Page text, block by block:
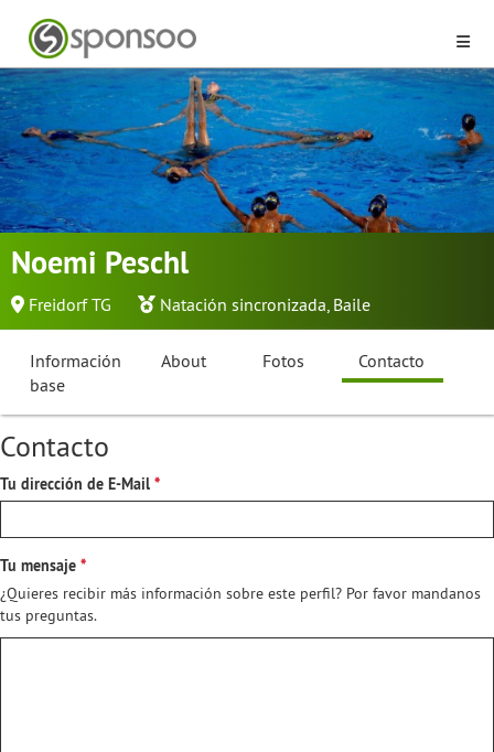
Noemi Peschl
Freidorf TG Natación sincronizada, Baile
Información
base
About Fotos Contacto
Contacto
Tu dirección de E-Mail
Tu mensaje
¿Quieres recibir más información sobre este perfil? Por favor mandanos
tus preguntas.